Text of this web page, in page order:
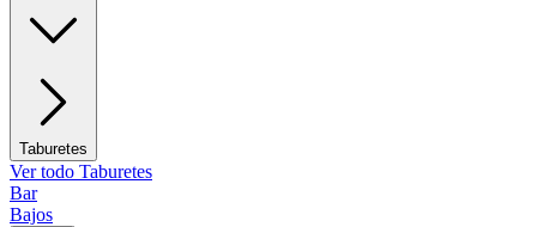
Taburetes
Ver todo Taburetes
Bar
Bajos